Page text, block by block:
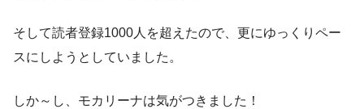
そして読者登録1000人を超えたので、更にゆっくりペー
スにしようとしていました。
しか～し、モカリーナは気がつきました！